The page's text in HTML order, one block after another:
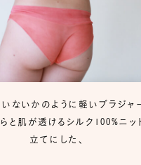
ないかのように軽いブラジャ
と肌が透けるシルク100%ニッ
立てにした、